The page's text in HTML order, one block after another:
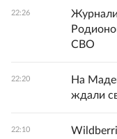
22:26
СВО
22:20
На
ждали
22:10